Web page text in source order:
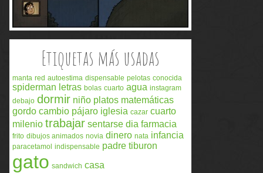
Etiquetas más usadas
manta red autoestima dispensable pelotas conocida
spiderman letras bolas cuarto agua instagram
debajo dormir niño platos matemáticas
gordo cambio pájaro iglesia cazar cuarto
milenio trabajar sentarse dia farmacia
frito dibujos animados novia dinero nata infancia
paracetamol indispensable padre tiburon
gato sandwich casa